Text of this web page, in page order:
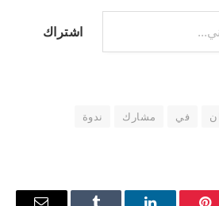
اشتراك
في مشارك
ندوة